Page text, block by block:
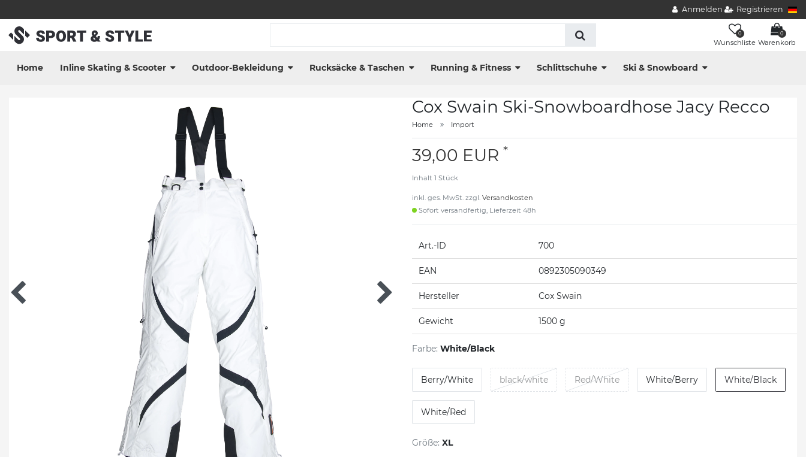
Anmelden Registrieren
0
Wunschliste
0
Warenkorb
Home Inline Skating & Scooter Outdoor-Bekleidung Rucksäcke & Taschen Running & Fitness Schlittschuhe Ski & Snowboard
Cox Swain Ski-Snowboardhose Jacy Recco
Home Import
39,00 EUR *
Inhalt 1 Stück
inkl. ges. MwSt. zzgl. Versandkosten
Sofort versandfertig, Lieferzeit 48h
Art.-ID 700
EAN 0892305090349
Hersteller Cox Swain
Gewicht 1500 g
Farbe: White/Black
Berry/White black/white Red/White White/Berry White/Black
White/Red
Größe: XL